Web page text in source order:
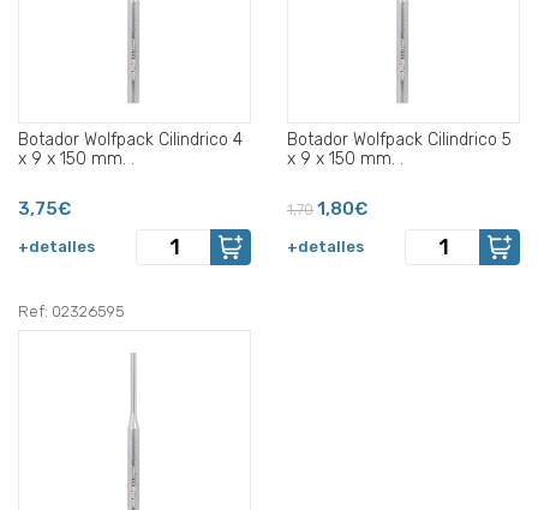
Botador Wolfpack Cilindrico 4
x 9 x 150 mm. .
3,75€
+detalles
Botador Wolfpack Cilindrico 5
x 9 x 150 mm. .
1,70 1,80€
+detalles
Ref: 02326595